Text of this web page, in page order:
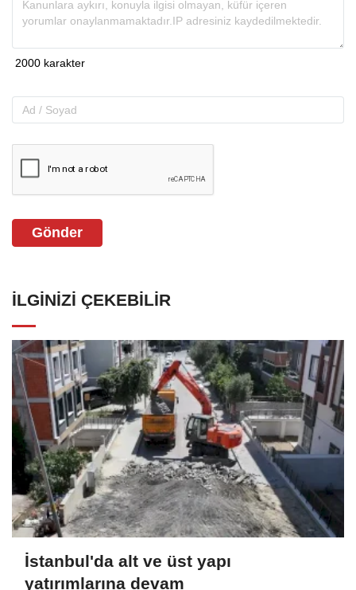
Gönder
İLGINIZI ÇEKEBILIR
İstanbul'da alt ve üst yapı
yatırımlarına devam